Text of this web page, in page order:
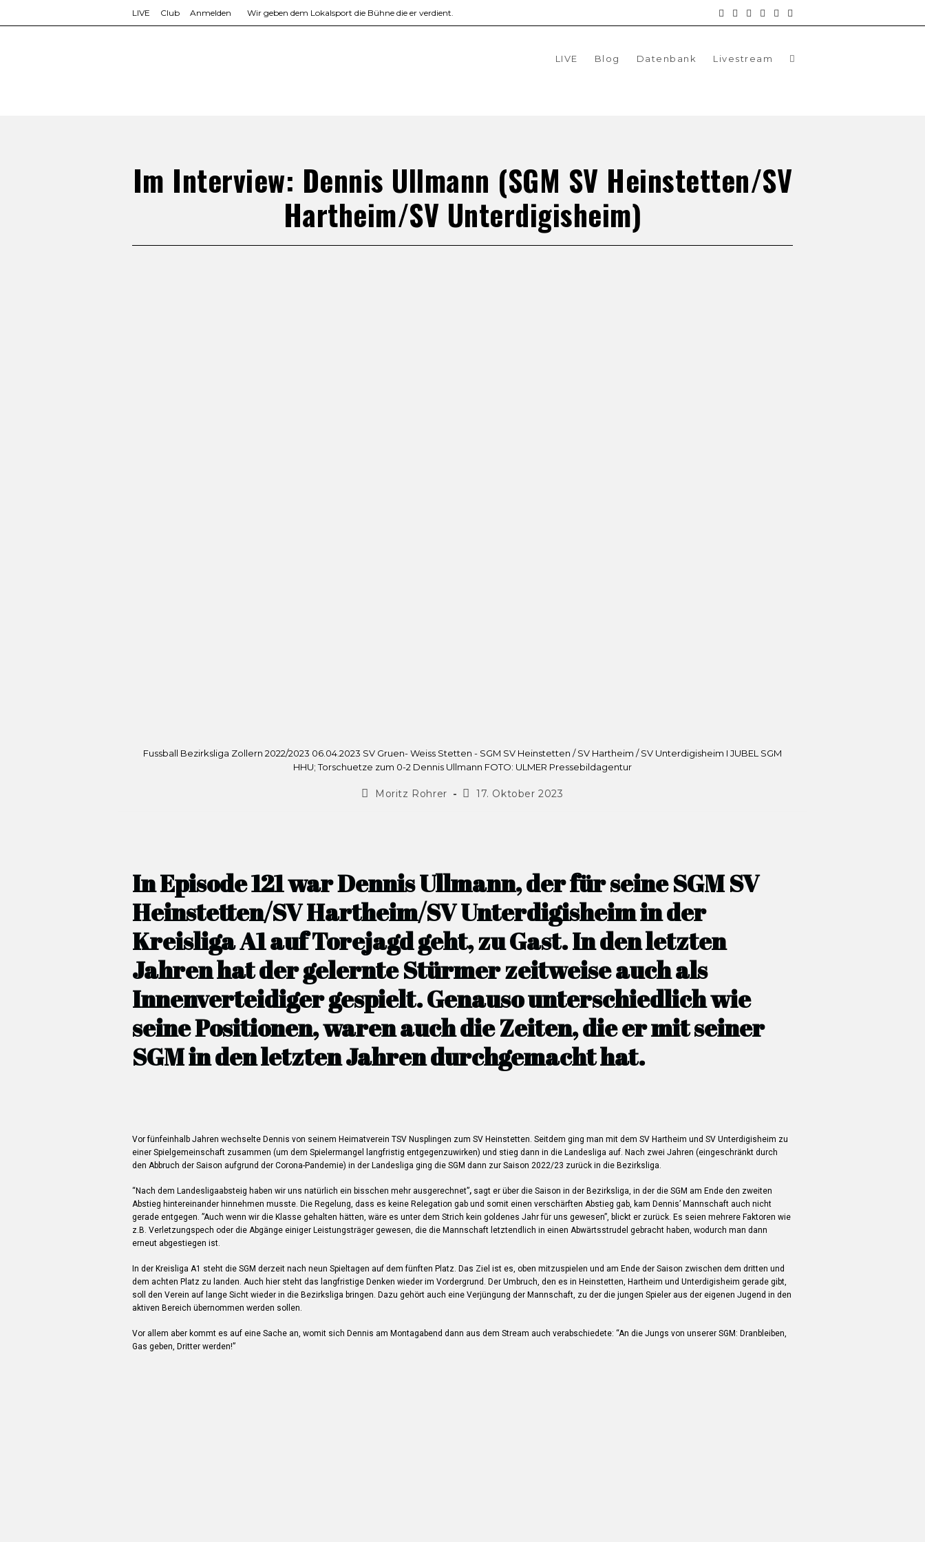
LIVE Club Anmelden Wir geben dem Lokalsport die Bühne die er verdient.
LIVE Blog Datenbank Livestream
Im Interview: Dennis Ullmann (SGM SV Heinstetten/SV
Hartheim/SV Unterdigisheim)
Fussball Bezirksliga Zollern 2022/2023 06.04.2023 SV Gruen- Weiss Stetten - SGM SV Heinstetten / SV Hartheim / SV Unterdigisheim I JUBEL SGM
HHU; Torschuetze zum 0-2 Dennis Ullmann FOTO: ULMER Pressebildagentur
Moritz Rohrer 17. Oktober 2023
In Episode 121 war Dennis Ullmann, der für seine SGM SV
Heinstetten/SV Hartheim/SV Unterdigisheim in der
Kreisliga A1 auf Torejagd geht, zu Gast. In den letzten
Jahren hat der gelernte Stürmer zeitweise auch als
Innenverteidiger gespielt. Genauso unterschiedlich wie
seine Positionen, waren auch die Zeiten, die er mit seiner
SGM in den letzten Jahren durchgemacht hat.
Vor fünfeinhalb Jahren wechselte Dennis von seinem Heimatverein TSV Nusplingen zum SV Heinstetten. Seitdem ging man mit dem SV Hartheim und SV Unterdigisheim zu
einer Spielgemeinschaft zusammen (um dem Spielermangel langfristig entgegenzuwirken) und stieg dann in die Landesliga auf. Nach zwei Jahren (eingeschränkt durch
den Abbruch der Saison aufgrund der Corona-Pandemie) in der Landesliga ging die SGM dann zur Saison 2022/23 zurück in die Bezirksliga.
“Nach dem Landesligaabsteig haben wir uns natürlich ein bisschen mehr ausgerechnet”, sagt er über die Saison in der Bezirksliga, in der die SGM am Ende den zweiten
Abstieg hintereinander hinnehmen musste. Die Regelung, dass es keine Relegation gab und somit einen verschärften Abstieg gab, kam Dennis’ Mannschaft auch nicht
gerade entgegen. ”Auch wenn wir die Klasse gehalten hätten, wäre es unter dem Strich kein goldenes Jahr für uns gewesen”, blickt er zurück. Es seien mehrere Faktoren wie
z.B. Verletzungspech oder die Abgänge einiger Leistungsträger gewesen, die die Mannschaft letztendlich in einen Abwärtsstrudel gebracht haben, wodurch man dann
erneut abgestiegen ist.
In der Kreisliga A1 steht die SGM derzeit nach neun Spieltagen auf dem fünften Platz. Das Ziel ist es, oben mitzuspielen und am Ende der Saison zwischen dem dritten und
dem achten Platz zu landen. Auch hier steht das langfristige Denken wieder im Vordergrund. Der Umbruch, den es in Heinstetten, Hartheim und Unterdigisheim gerade gibt,
soll den Verein auf lange Sicht wieder in die Bezirksliga bringen. Dazu gehört auch eine Verjüngung der Mannschaft, zu der die jungen Spieler aus der eigenen Jugend in den
aktiven Bereich übernommen werden sollen.
Vor allem aber kommt es auf eine Sache an, womit sich Dennis am Montagabend dann aus dem Stream auch verabschiedete: “An die Jungs von unserer SGM: Dranbleiben,
Gas geben, Dritter werden!”